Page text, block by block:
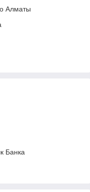
Алматы
Банка